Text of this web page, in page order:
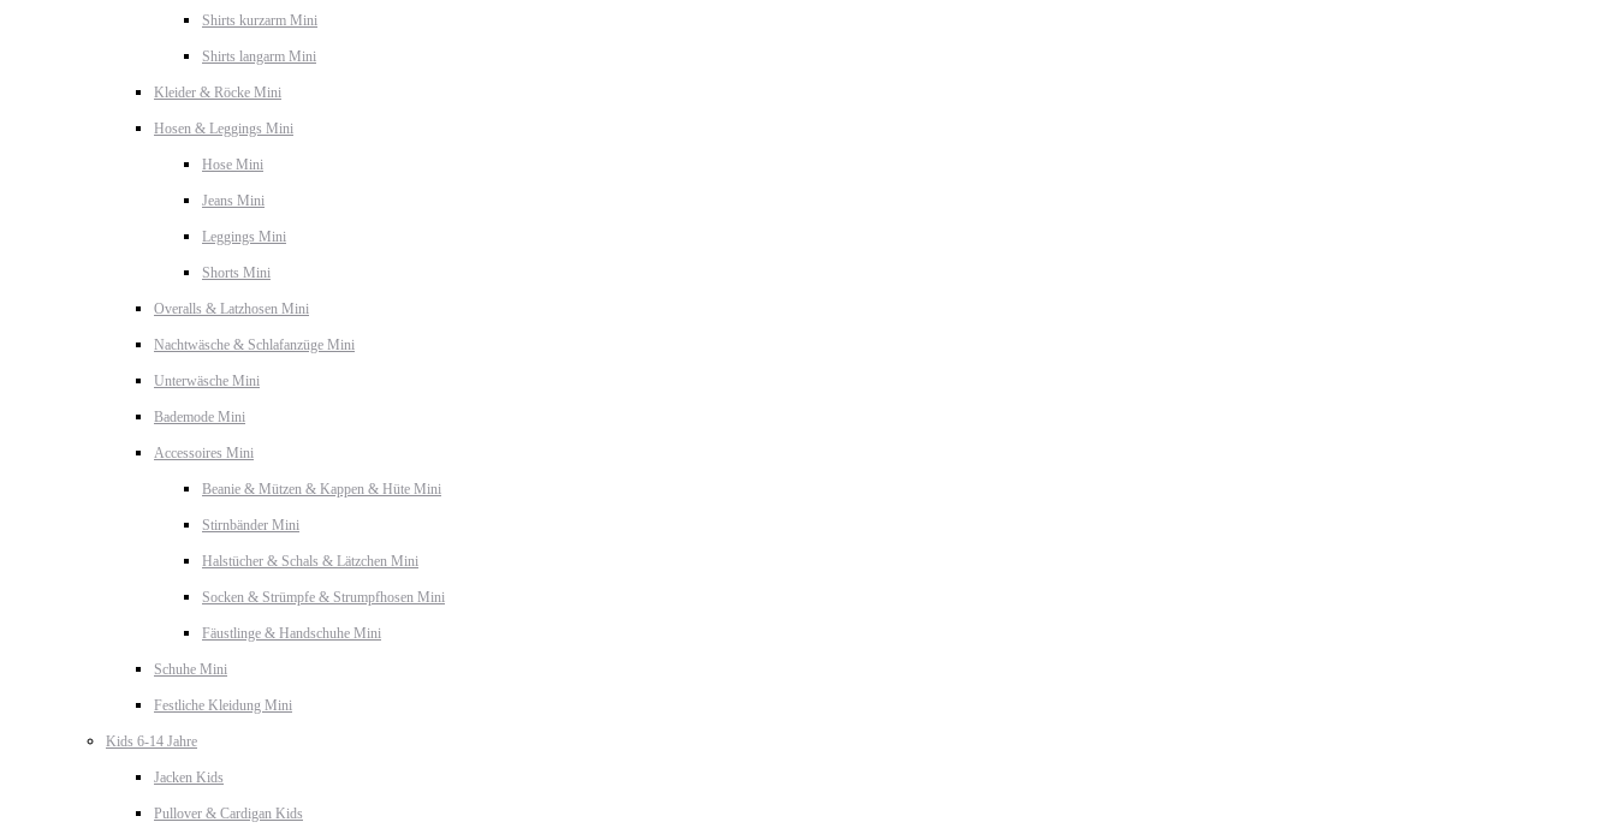
Shirts kurzarm Mini
Shirts langarm Mini
Kleider & Röcke Mini
Hosen & Leggings Mini
Hose Mini
Jeans Mini
Leggings Mini
Shorts Mini
Overalls & Latzhosen Mini
Nachtwäsche & Schlafanzüge Mini
Unterwäsche Mini
Bademode Mini
Accessoires Mini
Beanie & Mützen & Kappen & Hüte Mini
Stirnbänder Mini
Halstücher & Schals & Lätzchen Mini
Socken & Strümpfe & Strumpfhosen Mini
Fäustlinge & Handschuhe Mini
Schuhe Mini
Festliche Kleidung Mini
Kids 6-14 Jahre
Jacken Kids
Pullover & Cardigan Kids